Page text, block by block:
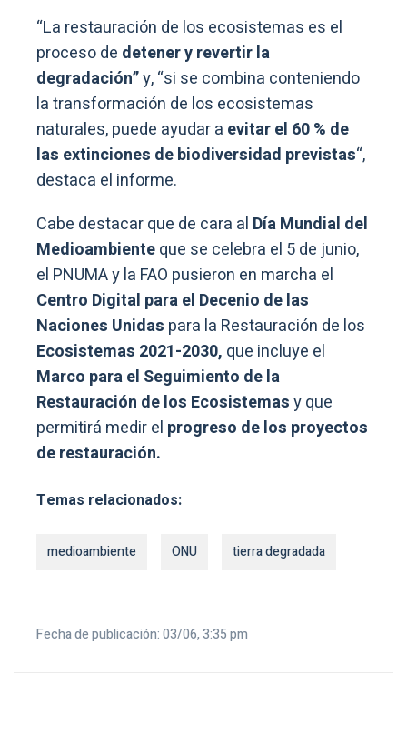
“La restauración de los ecosistemas es el
proceso de detener y revertir la
degradación”y, “si se combina conteniendo
la transformación de los ecosistemas
naturales, puede ayudar a evitar el 60 % de
las extinciones de biodiversidad previstas“,
destaca el informe.
Cabe destacar que de cara al Día Mundial del
Medioambienteque se celebra el 5 de junio,
el PNUMA y la FAO pusieron en marcha el
Centro Digital para el Decenio de las
Naciones Unidas para la Restauración de los
Ecosistemas 2021-2030, que incluye el
Marco para el Seguimiento de la
Restauración de los Ecosistemasy que
permitirá medir el progreso de los proyectos
de restauración.
Temas relacionados:
medioambiente ONU tierra degradada
Fecha de publicación: 03/06, 3:35 pm